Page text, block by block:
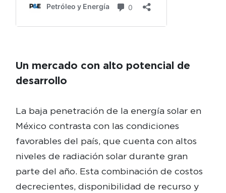
Un mercado con alto potencial de
desarrollo
La baja penetración de la energía solar en
México contrasta con las condiciones
favorables del país, que cuenta con altos
niveles de radiación solar durante gran
parte del año. Esta combinación de costos
decrecientes, disponibilidad de recurso y